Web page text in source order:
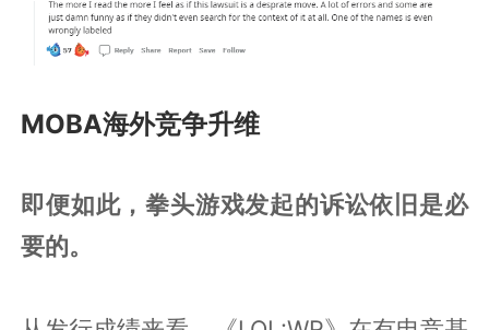
MOBA海外竞争升维
即便如此，拳头游戏发起的诉讼依旧是必
要的。